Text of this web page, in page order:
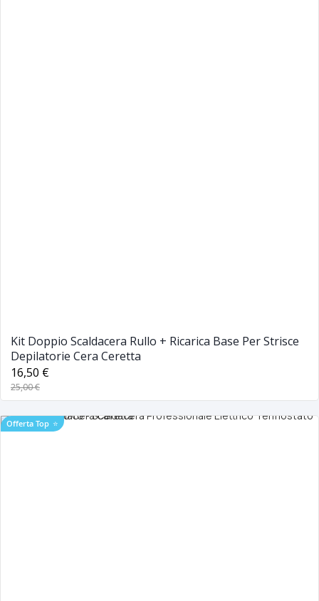
Kit Doppio Scaldacera Rullo + Ricarica Base Per Strisce
Depilatorie Cera Ceretta
16,50 €
25,00 €
Offerta Top ⭐